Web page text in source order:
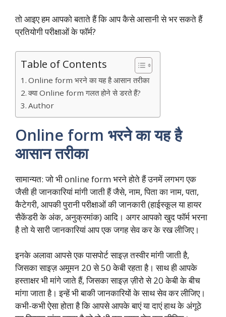
तो आइए हम आपको बताते हैं कि आप कैसे आसानी से भर सकते हैं
प्रतियोगी परीक्षाओं के फॉर्म?
Table of Contents
Online form भरने का यह है आसान तरीका
क्या Online form गलत होने से डरते हैं?
Author
Online form भरने का यह है
आसान तरीका
सामान्यत: जो भी online form भरने होते हैं उनमें लगभग एक
जैसी ही जानकारियां मांगी जाती हैं जैसे, नाम, पिता का नाम, पता,
कैटेगरी, आपकी पुरानी परीक्षाओं की जानकारी (हाईस्कूल या हायर
सैकेंडरी के अंक, अनुक्रमांक) आदि। अगर आपको खुद फॉर्म भरना
है तो ये सारी जानकारियां आप एक जगह सेव कर के रख लीजिए।
इनके अलावा आपसे एक पासपोर्ट साइज़ तस्वीर मांगी जाती है,
जिसका साइज़ अमूमन 20 से 50 केबी रहता है। साथ ही आपके
हस्ताक्षर भी मांगे जाते हैं, जिसका साइज़ ज़ीरो से 20 केबी के बीच
मांगा जाता है। इन्हें भी बाकी जानकारियों के साथ सेव कर लीजिए।
कभी-कभी ऐसा होता है कि आपसे आपके बाएं या दाएं हाथ के अंगूठे